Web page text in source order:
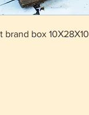
brand box 10Χ28Χ10